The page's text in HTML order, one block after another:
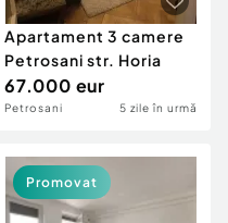
Apartament 3 camere
Petrosani str. Horia
67.000 eur
Petrosani 5 zile în urmă
Promovat